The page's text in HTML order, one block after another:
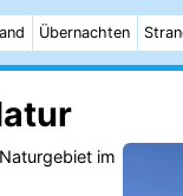
Übernachten
im